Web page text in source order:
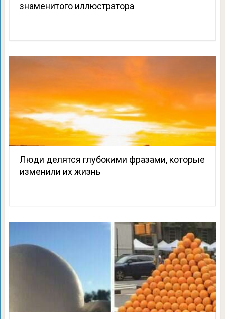
знаменитого иллюстратора
Люди делятся глубокими фразами, которые
изменили их жизнь